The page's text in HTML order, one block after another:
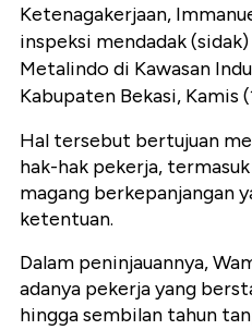
Ketenagakerjaan,
inspeksi mendadak
Metalindo di Kawasan
Kabupaten Bekasi, Kamis
Hal tersebut bertujuan
hak-hak pekerja,
magang berkepanjangan
ketentuan.
Dalam peninjauannya,
adanya pekerja yang
hingga sembilan tahun